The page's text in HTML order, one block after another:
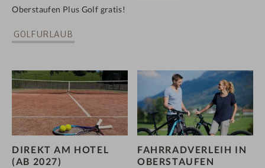
Oberstaufen Plus Golf gratis!
GOLFURLAUB
DIREKT AM HOTEL
(AB 2027)
FAHRRADVERLEIH IN
OBERSTAUFEN